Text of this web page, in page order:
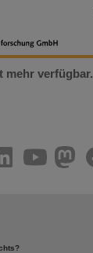
mehr verfügbar.
facebook